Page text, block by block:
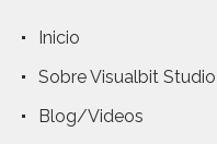
Inicio
Sobre Visualbit Studio
Blog/Videos